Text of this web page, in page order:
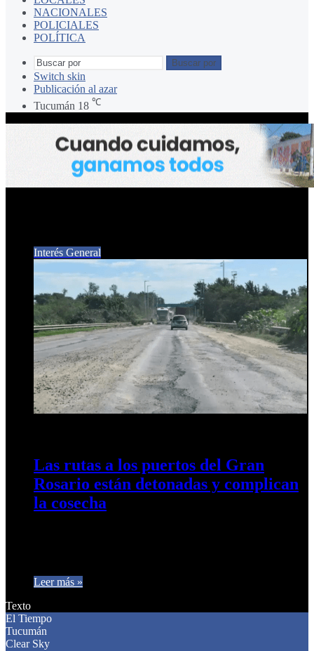
NACIONALES
POLICIALES
POLÍTICA
Buscar por
Switch skin
Publicación al azar
Tucumán 18 ℃
Interés General
Las rutas a los puertos del Gran
Rosario están detonadas y complican
la cosecha
Leer más »
Texto
El Tiempo
Tucumán
Clear Sky